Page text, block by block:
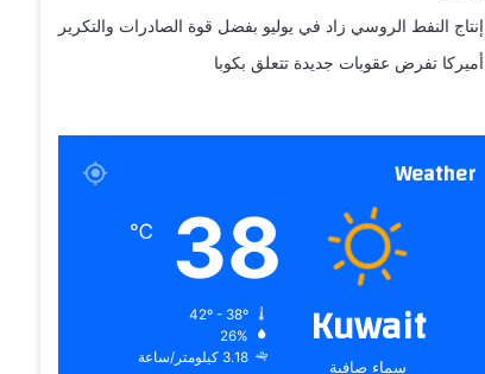
إنتاج النفط الروسي زاد في يوليو بفضل قوة الصادرات والتكرير
أميركا تفرض عقوبات جديدة تتعلق بكوبا
Weather
Kuwait
سماء صافية
38
℃
26%
3.18 كيلومتر/ساعة